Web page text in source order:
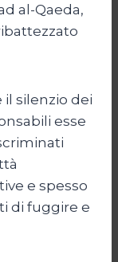
al-Qaeda,
silenzio dei
esse
e spesso
di fuggire e